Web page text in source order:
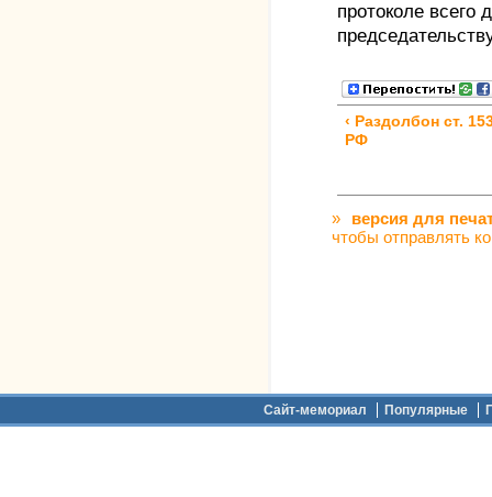
протоколе всего
‹ Раздолбон ст.
РФ
»
версия для
чтобы отправлять
Сайт-мемориал Популярные